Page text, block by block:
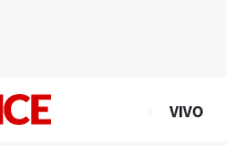
VIVO